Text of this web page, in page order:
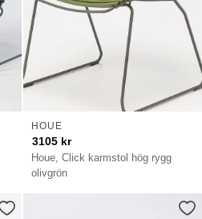
Houe, Click karmstol hög rygg
olivgrön
HOUE
3105 kr